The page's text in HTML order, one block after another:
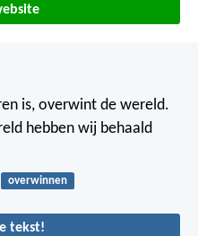
is, overwint de wereld.
hebben wij behaald
overwinnen
tekst!